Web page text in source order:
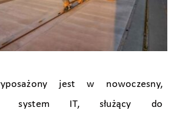
jest w nowoczesny,
system IT, służący do